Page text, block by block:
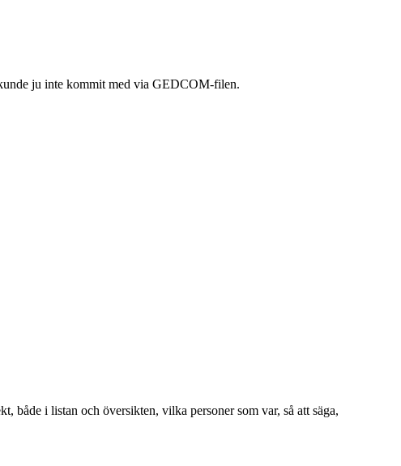
ju inte kommit med via GEDCOM-filen.
i listan och översikten, vilka personer som var, så att säga,